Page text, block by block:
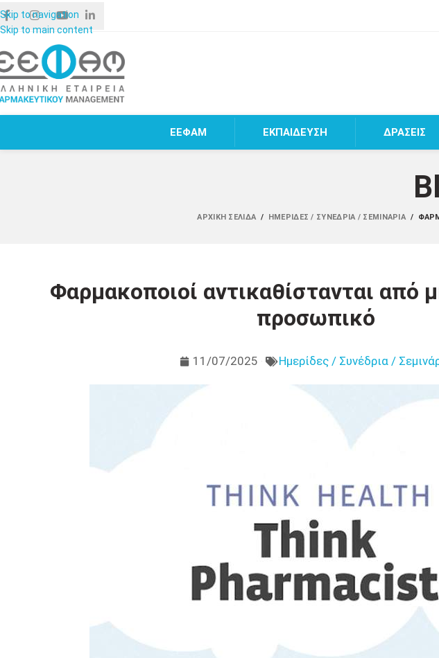
Skip to navigation
Skip to main content
ΕΕΦΑΜ ΕΚΠΑΙΔΕΥΣΗ ΔΡΑΣΕΙΣ
ΑΡΧΙΚΉ ΣΕΛΊΔΑ / ΗΜΕΡΊΔΕΣ / ΣΥΝΈΔΡΙΑ / ΣΕΜΙΝΆΡΙΑ /
Φαρμακοποιοί αντικαθίστανται από
προσωπικό
11/07/2025 Ημερίδες / Συνέδρια /